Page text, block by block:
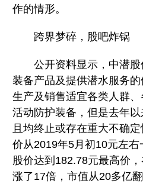
作的情形。
跨界梦碎，股吧炸锅
公开资料显示，中潜股
装备产品及提供潜水服务的
生产及销售适宜各类人群
活动防护装备，但是去年
且均终止或存在重大不确
价从2019年5月初10元左
股价达到182.78元最高价
涨了17倍，市值从20多亿翻